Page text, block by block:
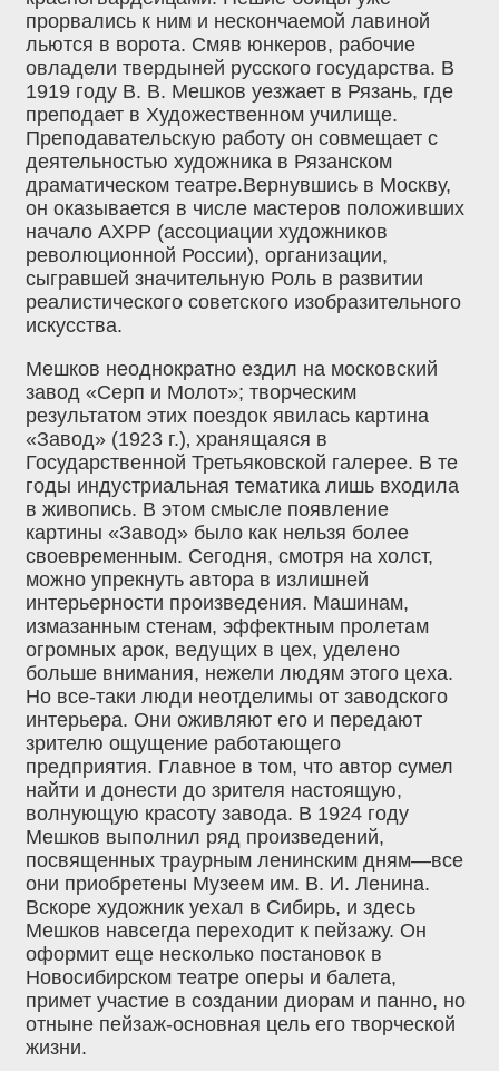
прорвались к ним и нескончаемой лавиной
льются в ворота. Смяв юнкеров, рабочие
овладели твердыней русского государства. В
1919 году В. В. Мешков уезжает в Рязань, где
преподает в Художественном училище.
Преподавательскую работу он совмещает с
деятельностью художника в Рязанском
драматическом театре.Вернувшись в Москву,
он оказывается в числе мастеров положивших
начало АХРР (ассоциации художников
революционной России), организации,
сыгравшей значительную Роль в развитии
реалистического советского изобразительного
искусства.
Мешков неоднократно ездил на московский
завод «Серп и Молот»; творческим
результатом этих поездок явилась картина
«Завод» (1923 г.)‚ хранящаяся в
Государственной Третьяковской галерее. В те
годы индустриальная тематика лишь входила
в живопись. В этом смысле появление
картины «Завод» было как нельзя более
своевременным. Сегодня, смотря на холст,
можно упрекнуть автора в излишней
интерьерности произведения. Машинам,
измазанным стенам, эффектным пролетам
огромных арок, ведущих в цех, уделено
больше внимания, нежели людям этого цеха.
Но все-таки люди неотделимы от заводского
интерьера. Они оживляют его и передают
зрителю ощущение работающего
предприятия. Главное в том, что автор сумел
найти и донести до зрителя настоящую,
волнующую красоту завода. В 1924 году
Мешков выполнил ряд произведений,
посвященных траурным ленинским дням—все
они приобретены Музеем им. В. И. Ленина.
Вскоре художник уехал в Сибирь, и здесь
Мешков навсегда переходит к пейзажу. Он
оформит еще несколько постановок в
Новосибирском театре оперы и балета,
примет участие в создании диорам и панно, но
отныне пейзаж-основная цель его творческой
жизни.